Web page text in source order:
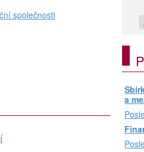
společnosti
a